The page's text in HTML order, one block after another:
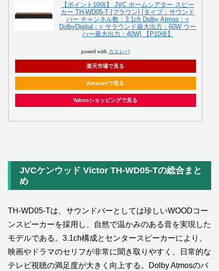
【ポイント10倍】 JVC ホームシアター スピー
カー TH-WD05-T [ブラウン] [タイプ：サウンド
バー チャンネル数：3.1ch Dolby Atmos：○
DolbyDigital：○ サラウンド最大出力：60W ウー
ハー最大出力：40W] 【P10倍】
posted with カエレバ
楽天市場で見る
Amazonで見る
Yahooショッピングで見る
JVCケンウッド Victor TH‑WD05‑Tの総合まと
め
TH‑WD05‑Tは、サウンドバーとしては珍しいWOODコー
ンスピーカーを採用し、自然で温かみのある音を実現した
モデルである。3.1ch構成とセンタースピーカーにより、
映画やドラマのセリフが非常に聞き取りやすく、日常的な
テレビ視聴の満足度が大きく向上する。Dolby Atmosのバ